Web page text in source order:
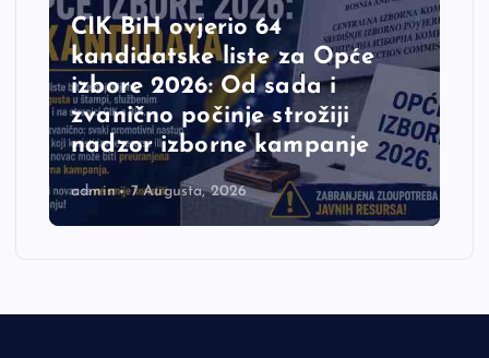
CIK BiH ovjerio 64
kandidatske liste za Opće
izbore 2026: Od sada i
zvanično počinje strožiji
nadzor izborne kampanje
admin 7 Augusta, 2026